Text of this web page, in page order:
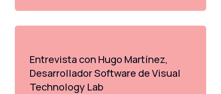
Entrevista con Hugo Martínez,
Desarrollador Software de Visual
Technology Lab